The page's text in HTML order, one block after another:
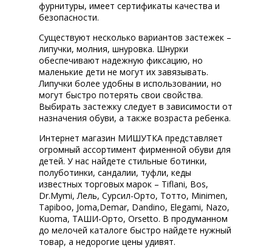
фурнитуры, имеет сертификаты качества и
безопасности.
Существуют несколько вариантов застежек –
липучки, молния, шнуровка. Шнурки
обеспечивают надежную фиксацию, но
маленькие дети не могут их завязывать.
Липучки более удобны в использовании, но
могут быстро потерять свои свойства.
Выбирать застежку следует в зависимости от
назначения обуви, а также возраста ребенка.
Интернет магазин МИШУТКА представляет
огромный ассортимент фирменной обуви для
детей. У нас найдете стильные ботинки,
полуботинки, сандалии, туфли, кеды
известных торговых марок – Tiflani, Bos,
Dr.Mymi, Лель, Сурсил-Орто, Тотто, Minimen,
Tapiboo, Joma,Demar, Dandino, Elegami, Nazo,
Kuoma, ТАШИ-Орто, Orsetto. В продуманном
до мелочей каталоге быстро найдете нужный
товар, а недорогие цены удивят.